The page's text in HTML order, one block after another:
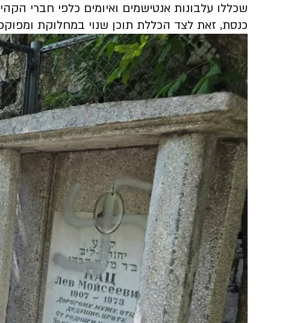
שכללו עלבונות אנטישמים ואיומים כלפי חברי
כנסת, זאת לצד הכללת תוכן שנוי במחלוקת